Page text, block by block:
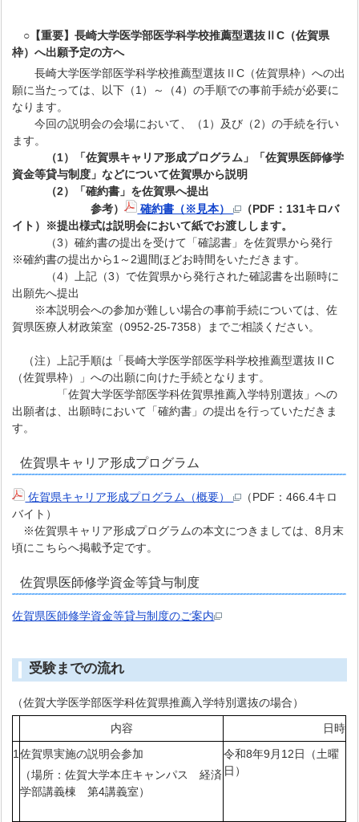
○【重要】長崎大学医学部医学科学校推薦型選抜ⅡC（佐賀県
枠）へ出願予定の方へ
長崎大学医学部医学科学校推薦型選抜ⅡC（佐賀県枠）への出
願に当たっては、以下（1）～（4）の手順での事前手続が必要に
なります。
今回の説明会の会場において、（1）及び（2）の手続を行い
ます。
（1）「佐賀県キャリア形成プログラム」「佐賀県医師修学
資金等貸与制度」などについて佐賀県から説明
（2）「確約書」を佐賀県へ提出
参考）
確約書（※見本）
（PDF：131キロバ
イト）※提出様式は説明会において紙でお渡しします。
（3）確約書の提出を受けて「確認書」を佐賀県から発行
※確約書の提出から1～2週間ほどお時間をいただきます。
（4）上記（3）で佐賀県から発行された確認書を出願時に
出願先へ提出
※本説明会への参加が難しい場合の事前手続については、佐
賀県医療人材政策室（0952-25-7358）までご相談ください。
（注）上記手順は「長崎大学医学部医学科学校推薦型選抜ⅡC
（佐賀県枠）」への出願に向けた手続となります。
「佐賀大学医学部医学科佐賀県推薦入学特別選抜」への
出願者は、出願時において「確約書」の提出を行っていただきま
す。
佐賀県キャリア形成プログラム
佐賀県キャリア形成プログラム（概要）
（PDF：466.4キロ
バイト）
※佐賀県キャリア形成プログラムの本文につきましては、8月末
頃にこちらへ掲載予定です。
佐賀県医師修学資金等貸与制度
佐賀県医師修学資金等貸与制度のご案内
受験までの流れ
（佐賀大学医学部医学科佐賀県推薦入学特別選抜の場合）
内容
日時
1 佐賀県実施の説明会参加
（場所：佐賀大学本庄キャンパス 経済
学部講義棟 第4講義室）
令和8年9月12日（土曜
日）